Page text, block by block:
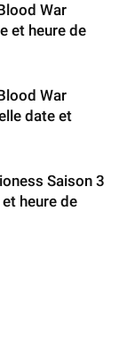
War
et heure de
War
date et
Saison 3
heure de